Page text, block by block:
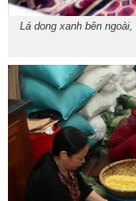
Lá dong xanh bên